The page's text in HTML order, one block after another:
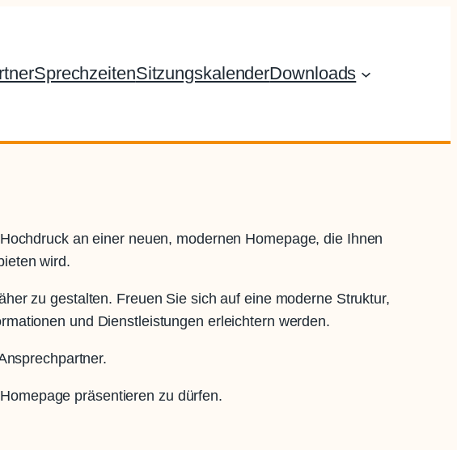
SprechzeitenSitzungskalenderDownloads
an einer neuen, modernen Homepage, die Ihnen
wird.
zu gestalten. Freuen Sie sich auf eine moderne Struktur,
und Dienstleistungen erleichtern werden.
präsentieren zu dürfen.